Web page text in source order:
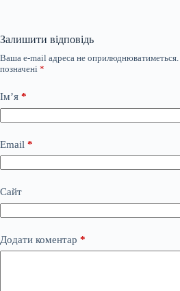
Залишити відповідь
Ваша e-mail адреса не оприлюднюватиметься.
позначені *
Ім’я *
Email *
Сайт
Додати коментар *